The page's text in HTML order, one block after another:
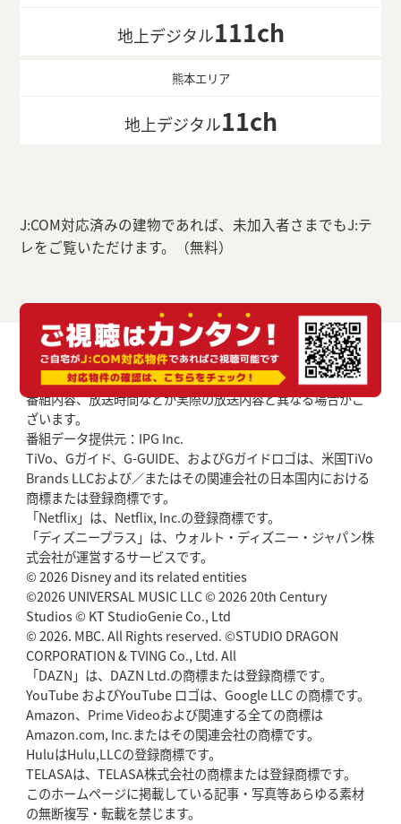
地上デジタル111ch
熊本エリア
地上デジタル11ch
J:COM対応済みの建物であれば、未加入者さまでもJ:テ
レをご覧いただけます。（無料）
番組内容、放送時間などが実際の放送内容と異なる場合がご
ざいます。
番組データ提供元：IPG Inc.
TiVo、Gガイド、G-GUIDE、およびGガイドロゴは、米国TiVo
Brands LLCおよび／またはその関連会社の日本国内における
商標または登録商標です。
「Netflix」は、Netflix, Inc.の登録商標です。
「ディズニープラス」は、ウォルト・ディズニー・ジャパン株
式会社が運営するサービスです。
© 2026 Disney and its related entities
©2026 UNIVERSAL MUSIC LLC © 2026 20th Century
Studios © KT StudioGenie Co., Ltd
© 2026. MBC. All Rights reserved. ©STUDIO DRAGON
CORPORATION & TVING Co., Ltd. All
「DAZN」は、DAZN Ltd.の商標または登録商標です。
YouTube およびYouTube ロゴは、Google LLC の商標です。
Amazon、Prime Videoおよび関連する全ての商標は
Amazon.com, Inc.またはその関連会社の商標です。
HuluはHulu,LLCの登録商標です。
TELASAは、TELASA株式会社の商標または登録商標です。
このホームページに掲載している記事・写真等あらゆる素材
の無断複写・転載を禁じます。